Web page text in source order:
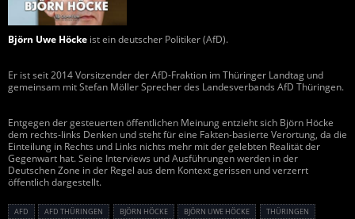
Björn Uwe Höcke ist ein deutscher Politiker (AfD).
Er ist seit 2014 Vorsitzender der AfD-Fraktion im Thüringer Landtag und
gemeinsam mit Stefan Möller Sprecher des Landesverbands AfD Thüringen.
Entgegen der gesteuerten öffentlichen Meinung entzieht sich Björn Höcke
dem rechts-links Denken und steht für eine Fakten-basierte Verortung, da die
Einteilung in Rechts und Links nichts mehr mit der gelebten Realität der
Gegenwart hat. Seine Interviews und Ausführungen werden in der
Deutschen Zone in der Regel aus dem Kontext gerissen und verzerrt
öffentlich dargestellt.
AFD AFD THÜRINGEN BJÖRN HÖCKE BJÖRN UWE HÖCKE
THÜRINGEN